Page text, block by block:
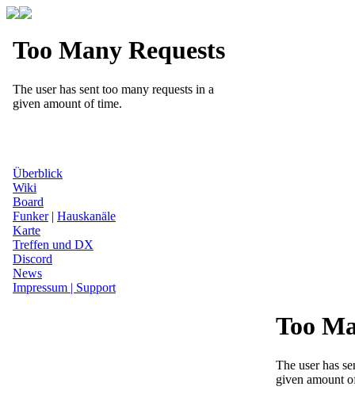
Überblick
Wiki
Board
Funker| Hauskanäle
Karte
Treffen und DX
Discord
News
Impressum | Support